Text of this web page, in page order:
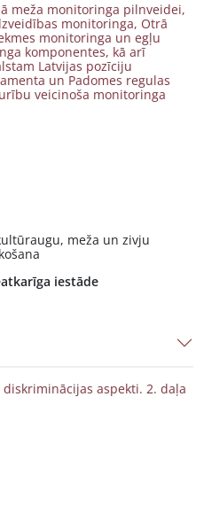
meža monitoringa pilnveidei,
monitoringa, Otrā
monitoringa un egļu
komponentes, kā arī
Latvijas pozīciju
un Padomes regulas
veicinoša monitoringa
meža un zivju
iestāde
aspekti. 2. daļa